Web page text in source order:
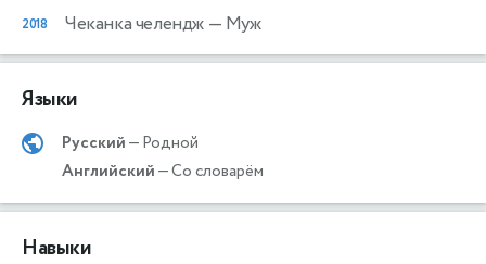
2018 Чеканка челендж — Муж
Языки
Русский— Родной
Английский— Со словарём
Навыки